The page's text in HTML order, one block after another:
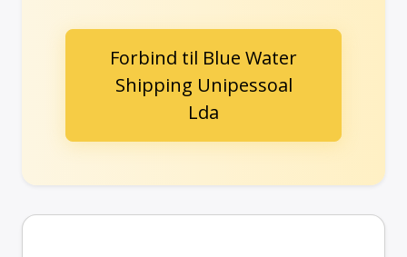
Forbind til Blue Water
Shipping Unipessoal
Lda